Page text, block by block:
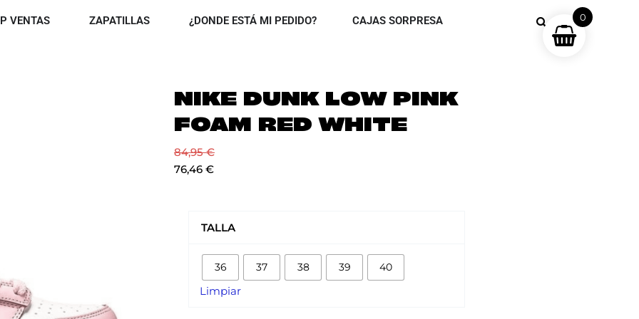
VENTAS OPEN TOP VENTAS
ZAPATILLAS OPEN ZAPATILLAS
¿DONDE ESTÁ MI PEDIDO? CAJAS SORPRESA
NIKE DUNK LOW PINK
FOAM RED WHITE
84,95€
76,46 €
TALLA
36 37 38 39 40
Limpiar
DUNK
PINK
FOAM
RED
0